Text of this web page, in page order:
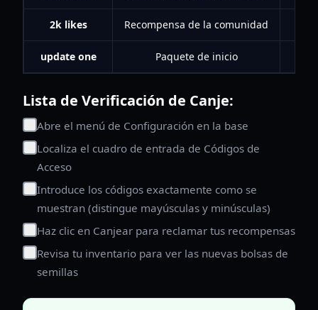
2k likes Recompensa de la comunidad
update one Paquete de inicio
Lista de Verificación de Canje:
Abre el menú de Configuración en la base
Localiza el cuadro de entrada de Códigos de
Acceso
Introduce los códigos exactamente como se
muestran (distingue mayúsculas y minúsculas)
Haz clic en Canjear para reclamar tus recompensas
Revisa tu inventario para ver las nuevas bolsas de
semillas